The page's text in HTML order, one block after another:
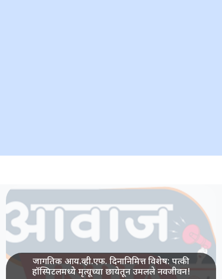
जागतिक आय.व्ही.एफ. दिनानिमित्त विशेष: पत्की
हॉस्पिटलमध्ये मृत्यूच्या छायेतून उमलले नवजीवन!